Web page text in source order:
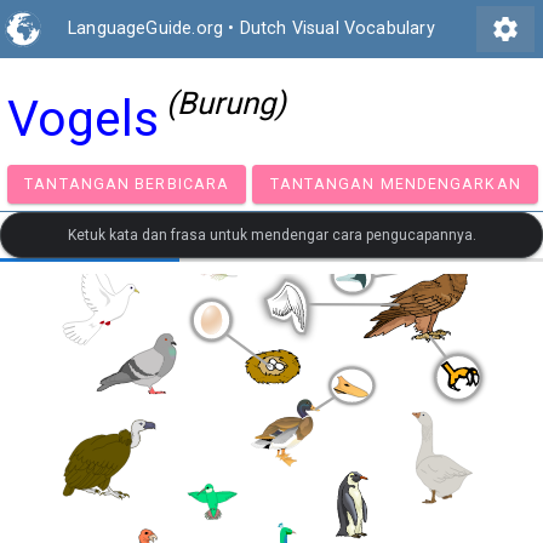
LanguageGuide.org • Dutch Visual Vocabulary settings
Vogels (Burung)
TANTANGAN BERBICARA TANTANGAN
Ketuk kata dan frasa untuk mendengar cara pengucapannya.